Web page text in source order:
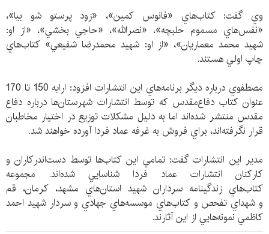
وي گفت: كتاب‌هاي «فانوس كمين»، «زود پرستو شو بيا»،
«نفس‌هاي مسموم حلبچه»، «نصرالله»، «حاجي بخشي»، «از او:
شهيد محمد معماريان»، «از او: شهيد محمدرضا شفيعي» كتاب‌هاي
چاپ اولي هستند.
مصطفوي درباره ديگر برنامه‌هاي اين انتشارات افزود: ارايه 150 تا 170
عنوان كتاب دفاع‌مقدس كه توسط انتشارات شهرستان‌ها درباره دفاع
مقدس منتشر شده‌اند اما به دليل مشكلات توزيع در اختيار مخاطبان
قرار نگرفته‌اند، براي فروش به غرفه عماد فردا آورده خواهند شد.
مدير اين انتشارات گفت: تمامي اين كتاب‌ها توسط دست‌اندركاران و
كاركنان انتشارات عماد فردا شناسايي شده‌اند. مجموعه
كتاب‌هاي زندگينامه سرداران شهيد استان‌هاي مشهد، كرمان، قم
و شهداي تفحص و كتاب‌هاي موسسه‌هاي جهادي و سردار شهيد احمد
كاظمي نمونه‌هايي از اين آثارند.